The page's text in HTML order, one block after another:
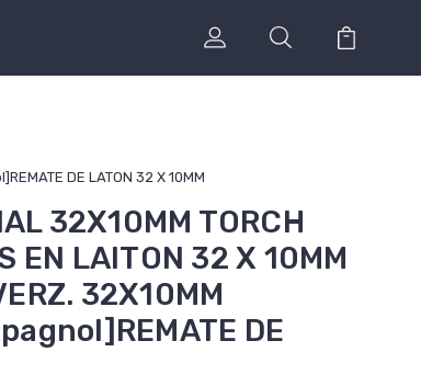
DE LATON 32 X 10MM
32X10MM TORCH
EN LAITON 32 X 10MM
32X10MM
DE